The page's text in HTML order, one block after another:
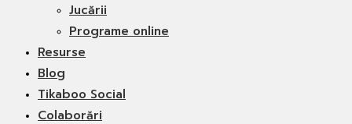
Jucării
Programe online
Resurse
Blog
Tikaboo Social
Colaborări